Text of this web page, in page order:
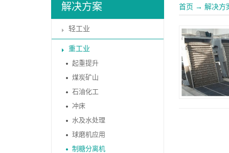
解决方案
轻工业
重工业
起重提升
煤炭矿山
石油化工
冲床
水及水处理
球磨机应用
制糖分离机
首页 → 解决方